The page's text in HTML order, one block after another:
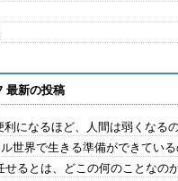
最新の投稿
利になるほど、人間は弱くなる
世界で生きる準備ができている
せるとは、どこの何のことなの